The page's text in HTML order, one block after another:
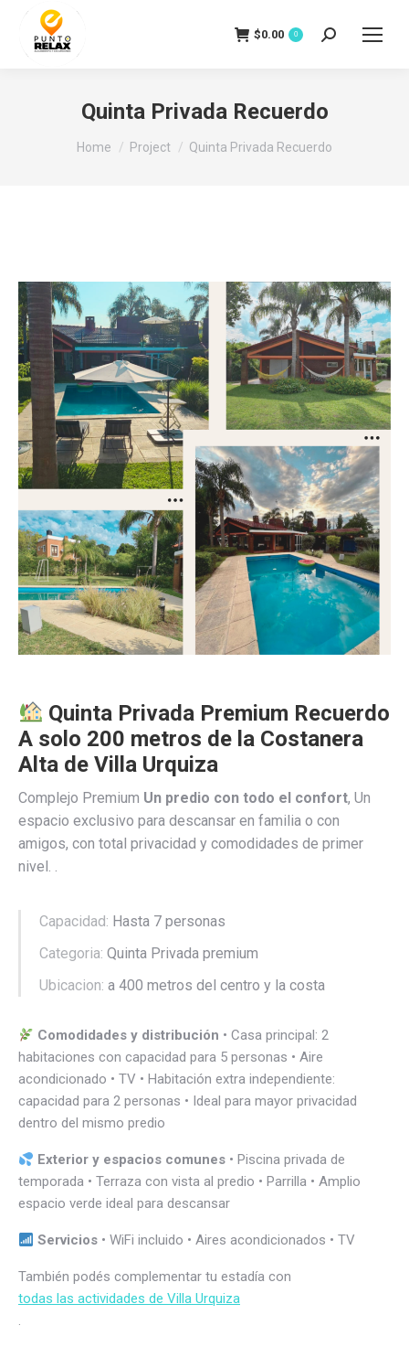
$0.00 0 Search:
Quinta Privada Recuerdo
You are here:
Home Project Quinta Privada Recuerdo
Quinta Privada Premium Recuerdo
A solo 200 metros de la Costanera
Alta de Villa Urquiza
Complejo Premium Un predio con todo el confort, Un
espacio exclusivo para descansar en familia o con
amigos, con total privacidad y comodidades de primer
nivel. .
Capacidad: Hasta 7 personas
Categoria: Quinta Privada premium
Ubicacion: a 400 metros del centro y la costa
Comodidades y distribución • Casa principal: 2
habitaciones con capacidad para 5 personas • Aire
acondicionado • TV • Habitación extra independiente:
capacidad para 2 personas • Ideal para mayor privacidad
dentro del mismo predio
Exterior y espacios comunes • Piscina privada de
temporada • Terraza con vista al predio • Parrilla • Amplio
espacio verde ideal para descansar
Servicios • WiFi incluido • Aires acondicionados • TV
También podés complementar tu estadía con
todas las actividades de Villa Urquiza
.